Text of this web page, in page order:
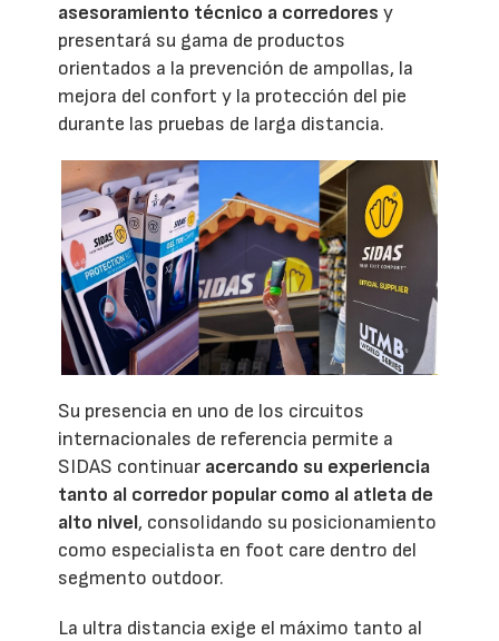
asesoramiento técnico a corredores y
presentará su gama de productos
orientados a la prevención de ampollas, la
mejora del confort y la protección del pie
durante las pruebas de larga distancia.
Su presencia en uno de los circuitos
internacionales de referencia permite a
SIDAS continuar acercando su experiencia
tanto al corredor popular como al atleta de
alto nivel, consolidando su posicionamiento
como especialista en foot care dentro del
segmento outdoor.
La ultra distancia exige el máximo tanto al